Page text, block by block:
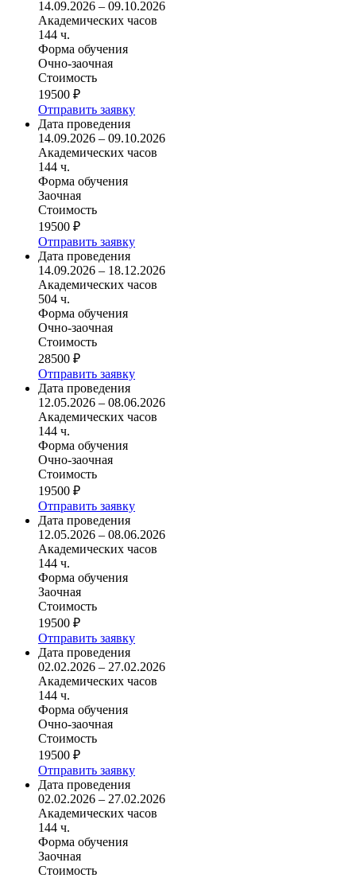
14.09.2026 – 09.10.2026
Академических часов
144 ч.
Форма обучения
Очно-заочная
Стоимость
19500 ₽
Отправить заявку
Дата проведения
14.09.2026 – 09.10.2026
Академических часов
144 ч.
Форма обучения
Заочная
Стоимость
19500 ₽
Отправить заявку
Дата проведения
14.09.2026 – 18.12.2026
Академических часов
504 ч.
Форма обучения
Очно-заочная
Стоимость
28500 ₽
Отправить заявку
Дата проведения
12.05.2026 – 08.06.2026
Академических часов
144 ч.
Форма обучения
Очно-заочная
Стоимость
19500 ₽
Отправить заявку
Дата проведения
12.05.2026 – 08.06.2026
Академических часов
144 ч.
Форма обучения
Заочная
Стоимость
19500 ₽
Отправить заявку
Дата проведения
02.02.2026 – 27.02.2026
Академических часов
144 ч.
Форма обучения
Очно-заочная
Стоимость
19500 ₽
Отправить заявку
Дата проведения
02.02.2026 – 27.02.2026
Академических часов
144 ч.
Форма обучения
Заочная
Стоимость